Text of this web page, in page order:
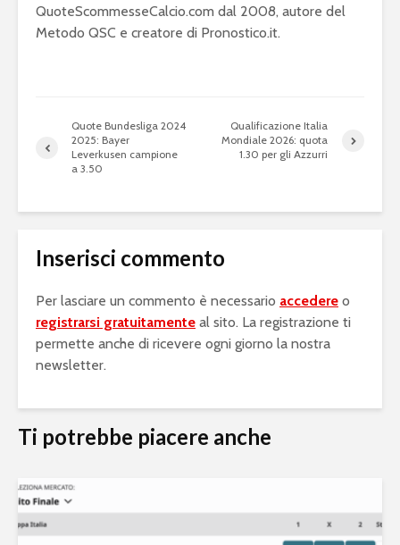
QuoteScommesseCalcio.com dal 2008, autore del
Metodo QSC e creatore di Pronostico.it.
Quote Bundesliga 2024
2025: Bayer
Leverkusen campione
a 3.50
Qualificazione Italia
Mondiale 2026: quota
1.30 per gli Azzurri
Inserisci commento
Per lasciare un commento è necessario accedere o
registrarsi gratuitamente al sito. La registrazione ti
permette anche di ricevere ogni giorno la nostra
newsletter.
Ti potrebbe piacere anche